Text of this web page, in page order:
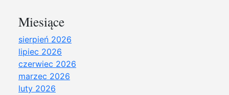
Miesiące
sierpień 2026
lipiec 2026
czerwiec 2026
marzec 2026
luty 2026